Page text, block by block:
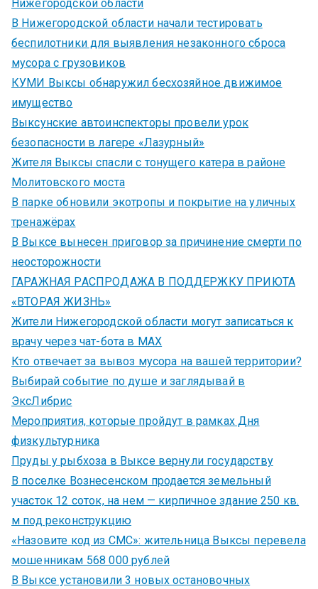
Нижегородской области
В Нижегородской области начали тестировать
беспилотники для выявления незаконного сброса
мусора с грузовиков
КУМИ Выксы обнаружил бесхозяйное движимое
имущество
Выксунские автоинспекторы провели урок
безопасности в лагере «Лазурный»
Жителя Выксы спасли с тонущего катера в районе
Молитовского моста
В парке обновили экотропы и покрытие на уличных
тренажёрах
В Выксе вынесен приговор за причинение смерти по
неосторожности
ГАРАЖНАЯ РАСПРОДАЖА В ПОДДЕРЖКУ ПРИЮТА
«ВТОРАЯ ЖИЗНЬ»
Жители Нижегородской области могут записаться к
врачу через чат-бота в MAX
Кто отвечает за вывоз мусора на вашей территории?
Выбирай событие по душе и заглядывай в
ЭксЛибрис
Мероприятия, которые пройдут в рамках Дня
физкультурника
Пруды у рыбхоза в Выксе вернули государству
В поселке Вознесенском продается земельный
участок 12 соток, на нем — кирпичное здание 250 кв.
м под реконструкцию
«Назовите код из СМС»: жительница Выксы перевела
мошенникам 568 000 рублей
В Выксе установили 3 новых остановочных